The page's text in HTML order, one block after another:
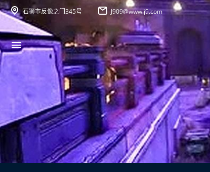
石狮市反像之门345号 J909@www.j9.com